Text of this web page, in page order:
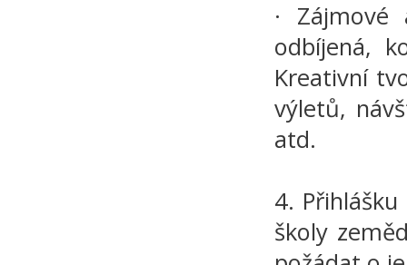
·
odbíjená,
Kreativní
výletů,
atd.
4.
školy